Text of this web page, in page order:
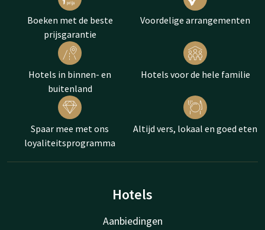
Boeken met de beste
prijsgarantie
Voordelige arrangementen
Hotels in binnen- en
buitenland
Hotels voor de hele familie
Spaar mee met ons
loyaliteitsprogramma
Altijd vers, lokaal en goed eten
Hotels
Aanbiedingen